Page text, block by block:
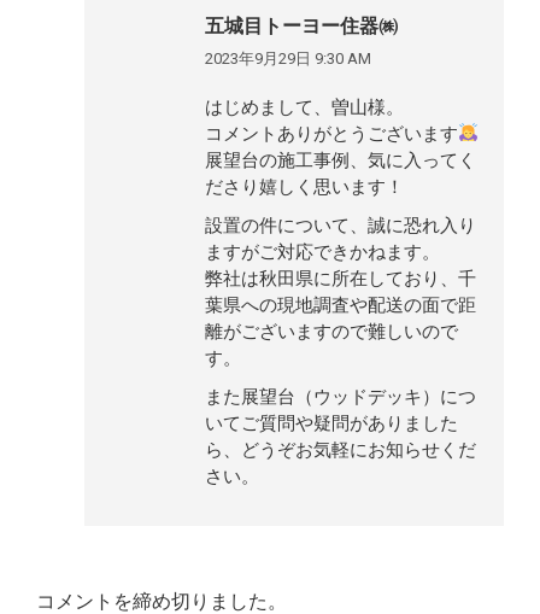
五城目トーヨー住器㈱
よ
2023年9月29日 9:30 AM
はじめまして、曽山様。
コメントありがとうございます
展望台の施工事例、気に入ってく
ださり嬉しく思います！
設置の件について、誠に恐れ入り
ますがご対応できかねます。
弊社は秋田県に所在しており、千
葉県への現地調査や配送の面で距
離がございますので難しいので
す。
また展望台（ウッドデッキ）につ
いてご質問や疑問がありました
ら、どうぞお気軽にお知らせくだ
さい。
コメントを締め切りました。